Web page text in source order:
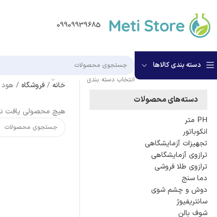
09909939685
دسته بندی کالاها
انتخاب دسته بندی
دسته‌های محصولات
PH متر
انکوباتور
تجهیزات آزمایشگاهی
ترازوی آزمایشگاهی
ترازوی طلا فروشی
دما سنج
دوش و چشم شوی
سانتریفیوژ
شوف بالن
خانه / فروشگاه/
هیچ محصولی یافت